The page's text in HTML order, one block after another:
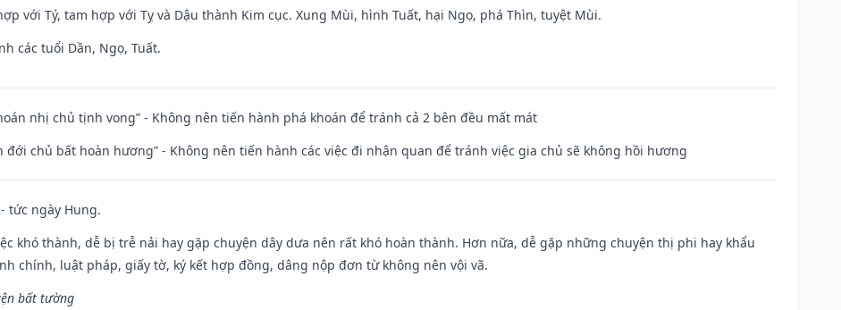
với Tý, tam hợp với Tỵ và Dậu thành Kim cục. Xung Mùi, hình Tuất, hại Ngọ, phá Thìn, tuyệt Mùi.
các tuổi Dần, Ngọ, Tuất.
nhị chủ tịnh vong” - Không nên tiến hành phá khoán để tránh cả 2 bên đều mất mát
đới chủ bất hoàn hương” - Không nên tiến hành các việc đi nhận quan để tránh việc gia chủ sẽ không hồi hương
- tức ngày Hung.
khó thành, dễ bị trễ nải hay gặp chuyện dây dưa nên rất khó hoàn thành. Hơn nữa, dễ gặp những chuyện thị phi hay khẩu
chính, luật pháp, giấy tờ, ký kết hợp đồng, dâng nộp đơn từ không nên vội vã.
bất tường